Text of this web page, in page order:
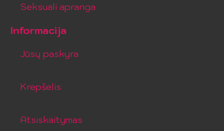
Seksuali apranga
Informacija
Jūsų paskyra
Krepšelis
Atsiskaitymas